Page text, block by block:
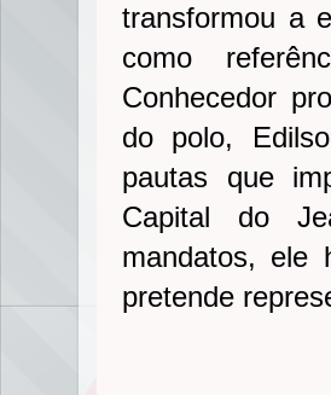
transformou a
como
Conhecedor
do polo,
pautas que
Capital do
mandatos, ele
pretende